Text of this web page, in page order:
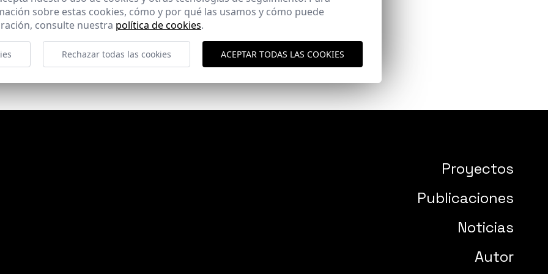
Clínica Dental de Murcia
Murcia
Proyectos
Publicaciones
Noticias
Autor
sobre estas cookies, cómo y por qué las usamos y cómo puede
consulte nuestra política de cookies.
Rechazar todas las cookies ACEPTAR TODAS LAS COOKIES